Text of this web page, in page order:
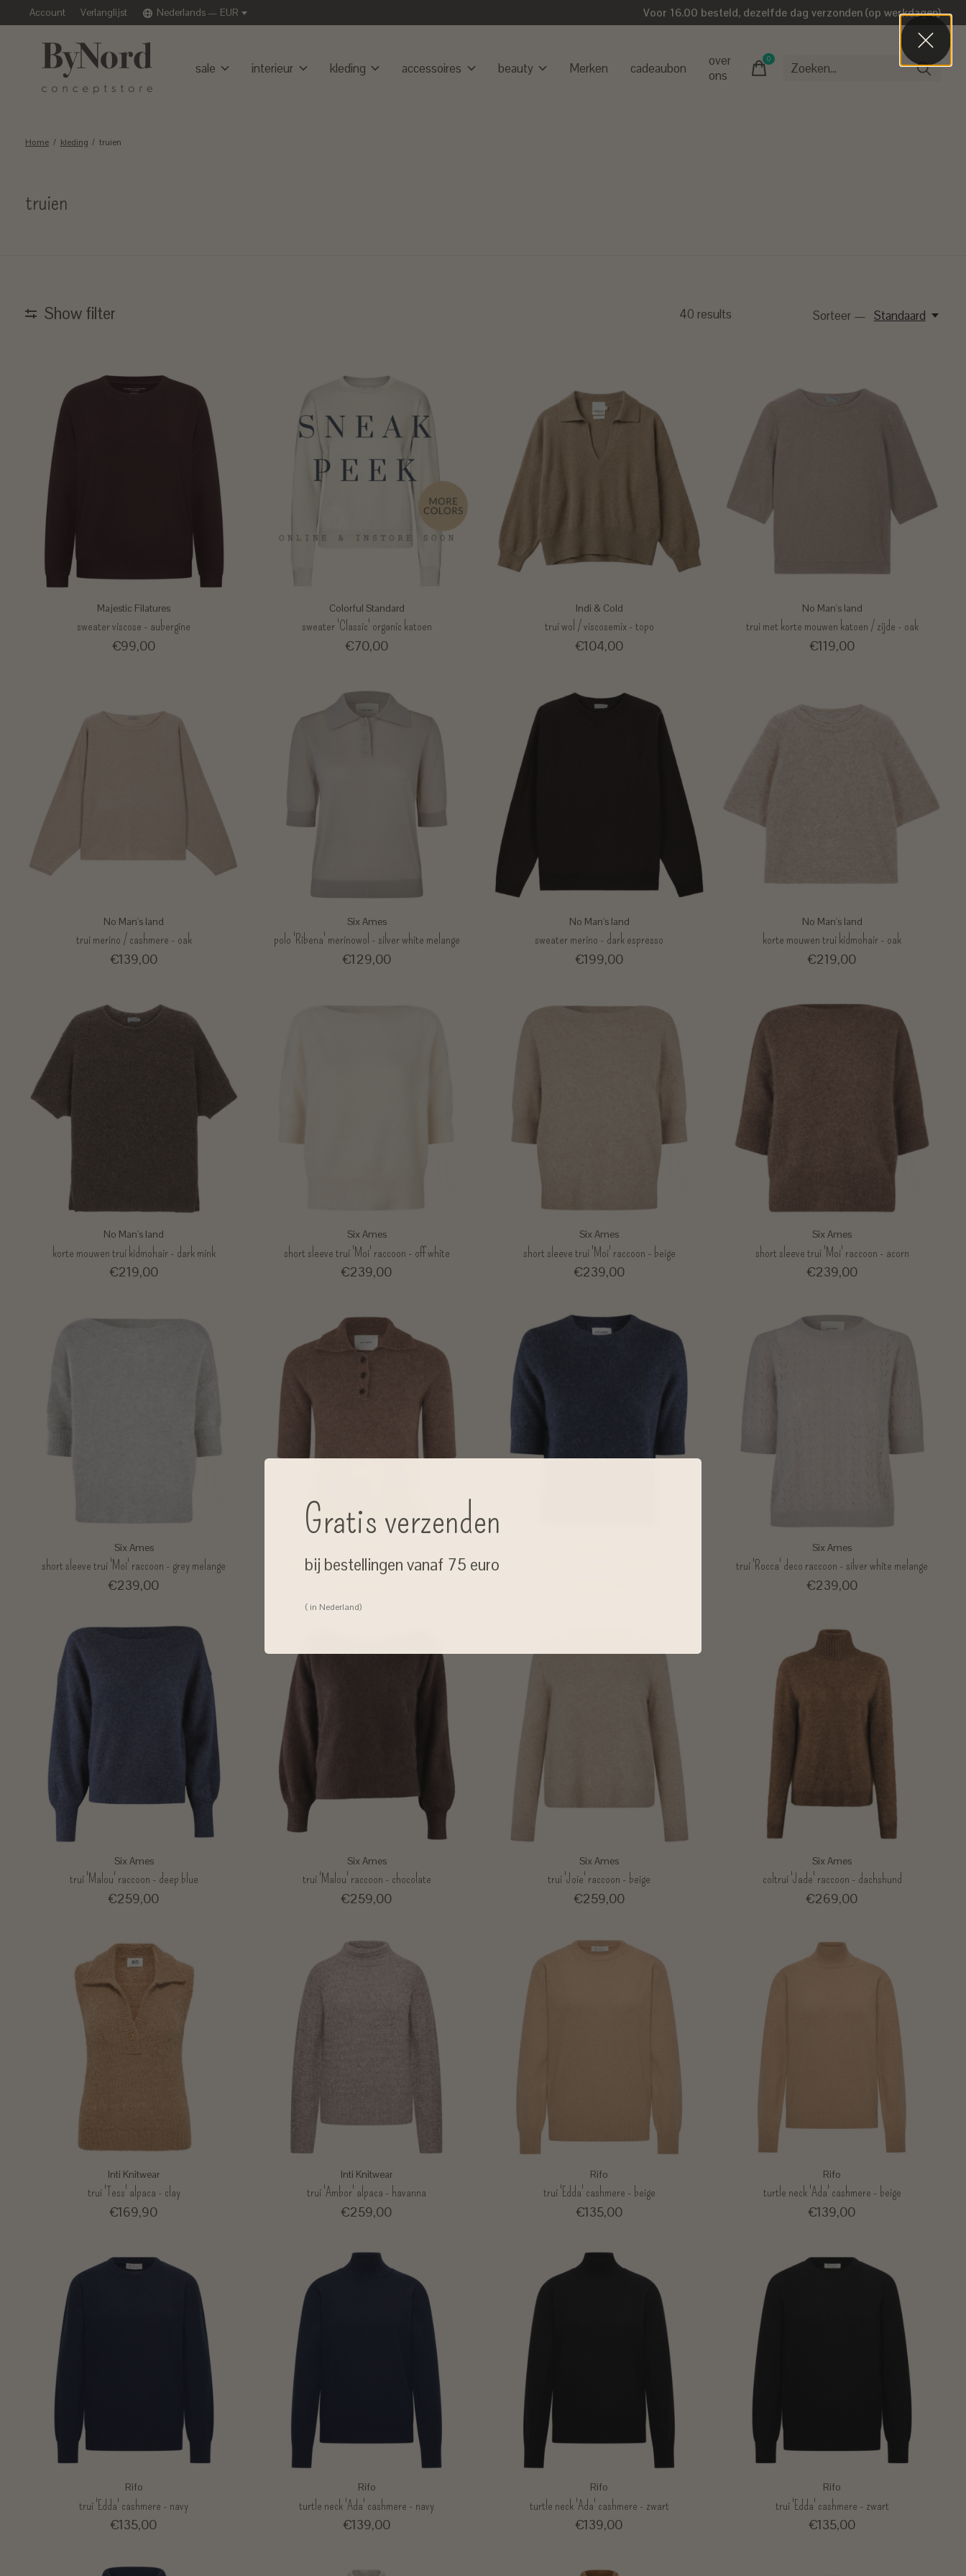
Account Verlanglijst Nederlands — EUR Voor 16.00 besteld, dezelfde dag verzonden (op werkdagen)
sale interieur kleding accessoires beauty Merken cadeaubon
over
ons
0items
Home / kleding / truien
truien
Show filter 40 results Sorteer — Standaard
Majestic Filatures
sweater viscose - aubergine
€99,00
Colorful Standard
sweater 'Classic' organic katoen
€70,00
Indi & Cold
trui wol / viscosemix - topo
€104,00
No Man's land
trui met korte mouwen katoen / zijde - oak
€119,00
No Man's land
trui merino / cashmere - oak
€139,00
Six Ames
polo 'Ribena' merinowol - silver white melange
€129,00
No Man's land
sweater merino - dark espresso
€199,00
No Man's land
korte mouwen trui kidmohair - oak
€219,00
No Man's land
korte mouwen trui kidmohair - dark mink
€219,00
Six Ames
short sleeve trui 'Moi' raccoon - off white
€239,00
Six Ames
short sleeve trui 'Moi' raccoon - beige
€239,00
Six Ames
short sleeve trui 'Moi' raccoon - acorn
€239,00
Six Ames
short sleeve trui 'Moi' raccoon - grey melange
€239,00
short sleeve polo 'Ricca' raccoon - acorn
Six Ames
trui 'Rocca' deco raccoon - silver white melange
€239,00
Six Ames
trui 'Malou' raccoon - deep blue
€259,00
Six Ames
trui 'Malou' raccoon - chocolate
€259,00
Six Ames
trui 'Joie' raccoon - beige
€259,00
Six Ames
coltrui 'Jade' raccoon - dachshund
€269,00
Inti Knitwear
trui 'Tess' alpaca - clay
€169,90
Inti Knitwear
trui 'Ambor' alpaca - havanna
€259,00
Rifo
trui 'Edda' cashmere - beige
€135,00
Rifo
turtle neck 'Ada' cashmere - beige
€139,00
Rifo
trui 'Edda' cashmere - navy
€135,00
Rifo
turtle neck 'Ada' cashmere - navy
€139,00
Rifo
turtle neck 'Ada' cashmere - zwart
€139,00
Rifo
trui 'Edda' cashmere - zwart
€135,00
Gratis verzenden
bij bestellingen vanaf 75 euro
( in Nederland)